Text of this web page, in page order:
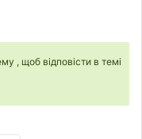
, щоб відповісти в темі